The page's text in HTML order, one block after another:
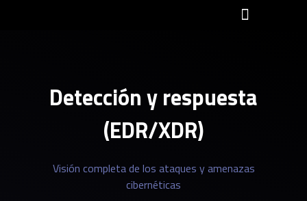
Detección y respuesta
(EDR/XDR)
Visión completa de los ataques y amenazas
cibernéticas